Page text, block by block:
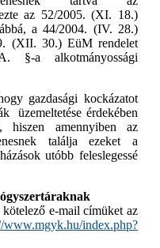
az 52/2005. (XI. 18.)
a 44/2004. (IV. 28.)
(XII. 30.) EüM rendelet
§-a alkotmányossági
gazdasági kockázatot
üzemeltetése érdekében
hiszen amennyiben az
találja ezeket a
utóbb feleslegessé
e-mail címüket az
www.mgyk.hu/index.php?